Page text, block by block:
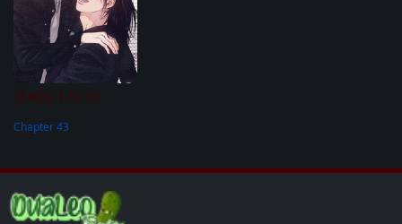
|END| 1 To 10
Chapter 43